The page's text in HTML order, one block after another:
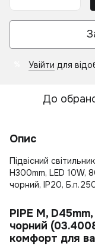
Увійти для
До
Опис
Підвісний
H300mm, LED 10W,
чорний, IP20,
PIPE M,
чорний
комфорт для